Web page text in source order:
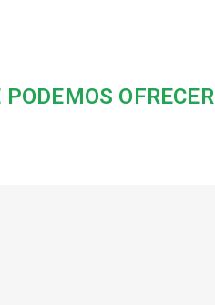
OFRECER